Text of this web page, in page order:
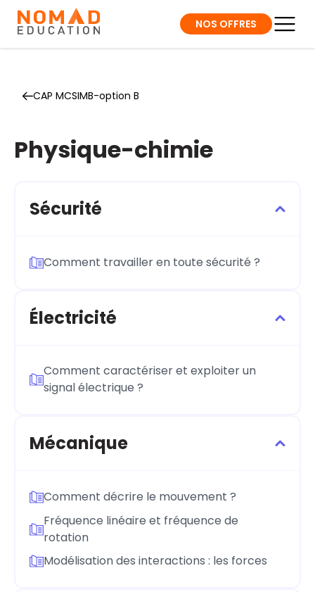
NOS OFFRES
CAP MCSIMB-option B
Physique-chimie
Sécurité
Comment travailler en toute sécurité ?
Électricité
Comment caractériser et exploiter un
signal électrique ?
Mécanique
Comment décrire le mouvement ?
Fréquence linéaire et fréquence de
rotation
Modélisation des interactions : les forces